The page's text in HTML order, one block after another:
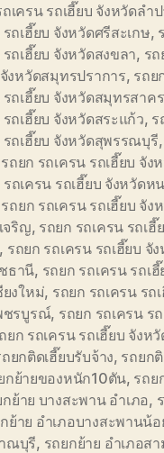
เครน รถเฮี๊ยบ จังหวัดลำป
ถเฮี๊ยบ จังหวัดศรีสะเกษ,
ถเฮี๊ยบ จังหวัดสงขลา, ร
งหวัดสมุทรปราการ, รถย
รถเฮี๊ยบ จังหวัดสมุทรสาคร
ถเฮี๊ยบ จังหวัดสระแก้ว, ร
รถเฮี๊ยบ จังหวัดสุพรรณบุรี,
รถยก รถเครน รถเฮี๊ยบ จัง
รถเครน รถเฮี๊ยบ จังหวัดห
รถยก รถเครน รถเฮี๊ยบ จัง
จริญ, รถยก รถเครน รถเ
, รถยก รถเครน รถเฮี๊ยบ จั
ธานี, รถยก รถเครน รถเ
ยงใหม่, รถยก รถเครน รถ
ชรบูรณ์, รถยก รถเครน ร
ยก รถเครน รถเฮี๊ยบ จังห
ยกติดเฮี๊ยบรับจ้าง, รถยก
กย้ายของหนัก10ตัน, รถย
กย้าย บางสะพาน อำเภอ,
ย้าย อำเภอบางสะพานน้อ
ณบุรี, รถยกย้าย อำเภอส